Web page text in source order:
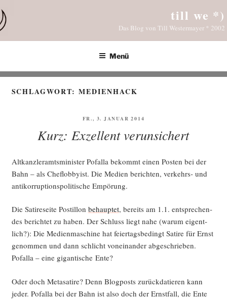
Inhalt
springen
till we *)
Das Blog von Till Westermayer * 2002
Menü
SCHLAGWORT:MEDIENHACK
VERÖFFENTLICHT
FR., 3. JANUAR 2014
Kurz: Exzellent verunsichert
Alt­kanz­ler­amts­mi­nis­ter Pofalla bekommt einen Pos­ten bei der
Bahn – als Chef­lob­by­ist. Die Medi­en berich­ten, ver­kehrs- und
anti­kor­rup­ti­ons­po­li­ti­sche Empörung.
Die Sati­re­sei­te Pos­til­lon behaup­tet, bereits am 1.1. ent­spre­chen­
des berich­tet zu haben. Der Schluss liegt nahe (war­um eigent­
lich?): Die Medi­en­ma­schi­ne hat fei­er­tags­be­dingt Sati­re für Ernst
genom­men und dann schlicht von­ein­an­der abge­schrie­ben.
Pofalla – eine gigan­ti­sche Ente?
Oder doch Meta­sa­ti­re? Denn Blog­posts zurück­da­tie­ren kann
jeder. Pofalla bei der Bahn ist also doch der Ernst­fall, die Ente